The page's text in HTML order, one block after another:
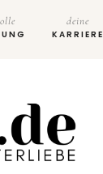
deine
KARRIERE